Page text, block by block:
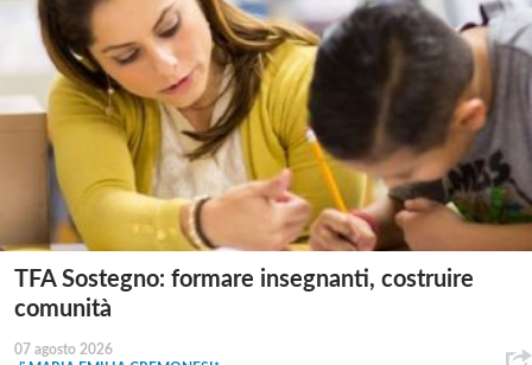
TFA Sostegno: formare insegnanti, costruire
comunità
07 agosto 2026